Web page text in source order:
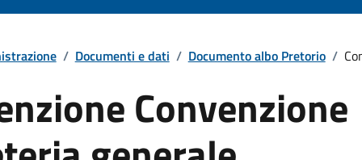
/ Documenti e dati / Documento albo Pretorio /
Convenzione